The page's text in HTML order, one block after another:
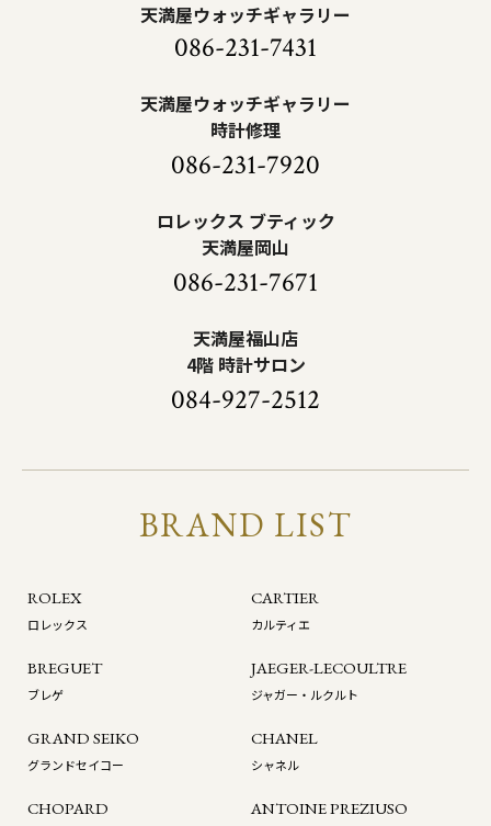
天満屋ウォッチギャラリー
086-231-7431
天満屋ウォッチギャラリー
時計修理
086-231-7920
ロレックス ブティック
天満屋岡山
086-231-7671
天満屋福山店
4階 時計サロン
084-927-2512
BRAND LIST
ROLEX
ロレックス
CARTIER
カルティエ
BREGUET
ブレゲ
JAEGER-LECOULTRE
ジャガー・ルクルト
GRAND SEIKO
グランドセイコー
CHANEL
シャネル
CHOPARD
ANTOINE PREZIUSO